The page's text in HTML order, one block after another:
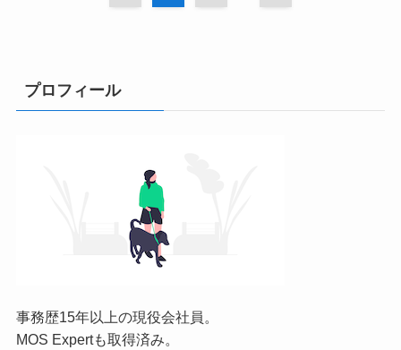
プロフィール
事務歴15年以上の現役会社員。
MOS Expertも取得済み。